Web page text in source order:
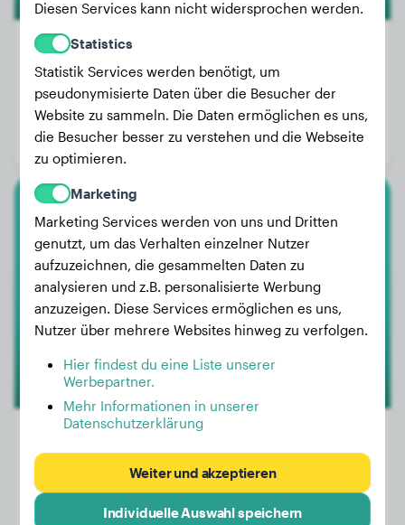
Gewicht:
Alter:
12 Monate
Geschlecht:
Rüde
American Bully Xl
Blue
4 Jahre, 3 Monate
Diesen Services kann nicht widersprochen werden.
Statistics
Statistik Services werden benötigt, um
pseudonymisierte Daten über die Besucher der
Website zu sammeln. Die Daten ermöglichen es uns,
die Besucher besser zu verstehen und die Webseite
zu optimieren.
Marketing
Marketing Services werden von uns und Dritten
genutzt, um das Verhalten einzelner Nutzer
aufzuzeichnen, die gesammelten Daten zu
analysieren und z.B. personalisierte Werbung
anzuzeigen. Diese Services ermöglichen es uns,
Nutzer über mehrere Websites hinweg zu verfolgen.
Hier findest du eine Liste unserer
Werbepartner.
Mehr Informationen in unserer
Datenschutzerklärung
Weiter und akzeptieren
Individuelle Auswahl speichern